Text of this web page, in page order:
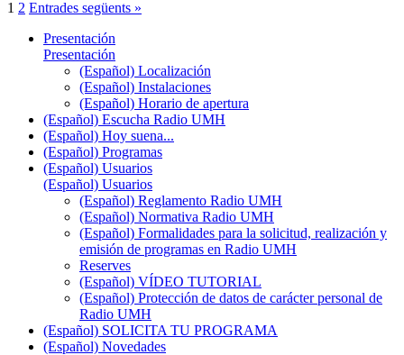
1 2 Entrades següents »
Presentación
Presentación
(Español) Localización
(Español) Instalaciones
(Español) Horario de apertura
(Español) Escucha Radio UMH
(Español) Hoy suena...
(Español) Programas
(Español) Usuarios
(Español) Usuarios
(Español) Reglamento Radio UMH
(Español) Normativa Radio UMH
(Español) Formalidades para la solicitud, realización y
emisión de programas en Radio UMH
Reserves
(Español) VÍDEO TUTORIAL
(Español) Protección de datos de carácter personal de
Radio UMH
(Español) SOLICITA TU PROGRAMA
(Español) Novedades